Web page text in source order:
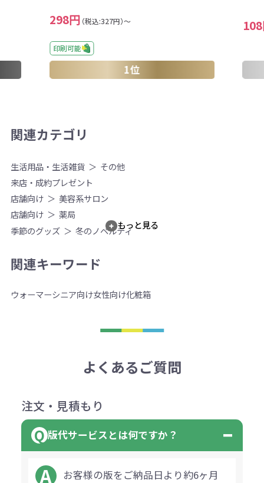
298円 （税込:327円）～
印刷可能
1位
関連カテゴリ
生活用品・生活雑貨
その他
来店・成約プレゼント
店舗向け
美容系サロン
店舗向け
薬局
季節のグッズ
冬のノベルティもっと見る
関連キーワード
ウォーマーシニア向け女性向け化粧箱
よくあるご質問
注文・見積もり
版代サービスとは何ですか？
お客様の版をご納品日より約6ヶ月